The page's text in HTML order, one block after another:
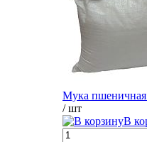
Мука пшеничная
/ шт
В